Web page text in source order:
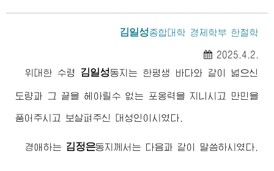
김일성종합대학 경제학부 한철학
2025.4.2.
위대한
수령 김일성동지는 한평생 바다와 같이 넓으신
도량과 그 끝을 헤아릴수 없는 포옹력을 지니시고 만민을
품어주시고 보살펴주신 대성인이시였다.
경애하는 김정은동지께서 는 다음과 같이 말씀하시였다.